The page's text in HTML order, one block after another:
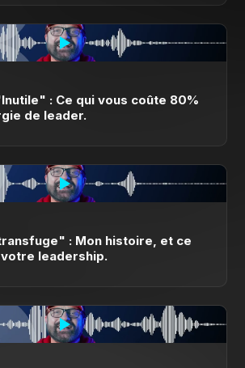
: Ce qui vous coûte 80%
de leader.
: Mon histoire, et ce
leadership.